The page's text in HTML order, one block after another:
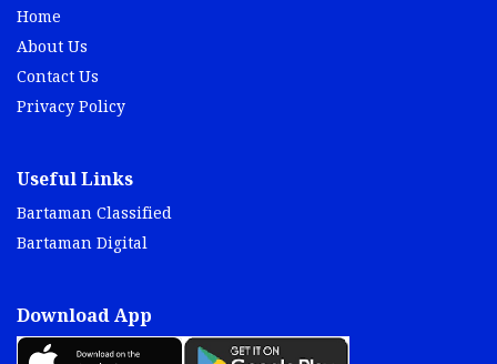
Home
About Us
Contact Us
Privacy Policy
Useful Links
Bartaman Classified
Bartaman Digital
Download App